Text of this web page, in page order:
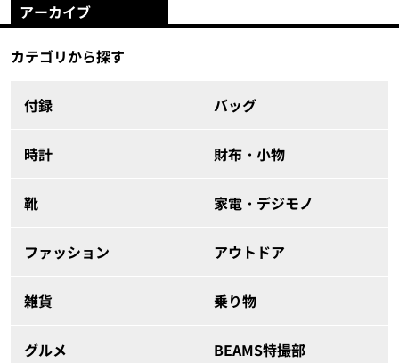
アーカイブ
カテゴリから探す
付録 バッグ
時計 財布・小物
靴 家電・デジモノ
ファッション アウトドア
雑貨 乗り物
グルメ BEAMS特撮部